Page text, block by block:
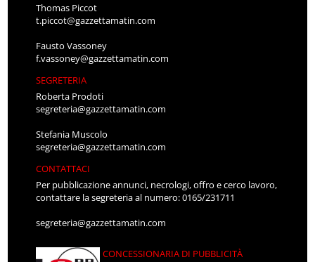
Thomas Piccot
t.piccot@gazzettamatin.com
Fausto Vassoney
f.vassoney@gazzettamatin.com
SEGRETERIA
Roberta Prodoti
segreteria@gazzettamatin.com
Stefania Muscolo
segreteria@gazzettamatin.com
CONTATTACI
Per pubblicazione annunci, necrologi, offro e cerco lavoro,
contattare la segreteria al numero: 0165/231711
segreteria@gazzettamatin.com
CONCESSIONARIA DI PUBBLICITÀ